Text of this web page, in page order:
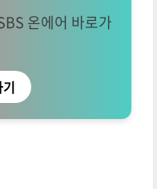
온에어 바로가